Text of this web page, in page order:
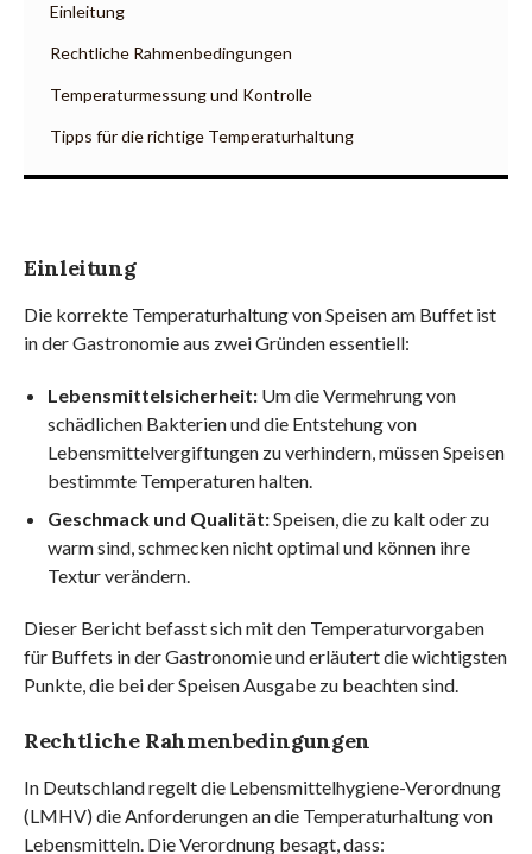
Einleitung
Rechtliche Rahmenbedingungen
Temperaturmessung und Kontrolle
Tipps für die richtige Temperaturhaltung
Einleitung
Die korrekte Temperaturhaltung von Speisen am Buffet ist
in der Gastronomie aus zwei Gründen essentiell:
Lebensmittelsicherheit: Um die Vermehrung von
schädlichen Bakterien und die Entstehung von
Lebensmittelvergiftungen zu verhindern, müssen Speisen
bestimmte Temperaturen halten.
Geschmack und Qualität:Speisen, die zu kalt oder zu
warm sind, schmecken nicht optimal und können ihre
Textur verändern.
Dieser Bericht befasst sich mit den Temperaturvorgaben
für Buffets in der Gastronomie und erläutert die wichtigsten
Punkte, die bei der Speisen Ausgabe zu beachten sind.
Rechtliche Rahmenbedingungen
In Deutschland regelt die Lebensmittelhygiene-Verordnung
(LMHV) die Anforderungen an die Temperaturhaltung von
Lebensmitteln. Die Verordnung besagt, dass: